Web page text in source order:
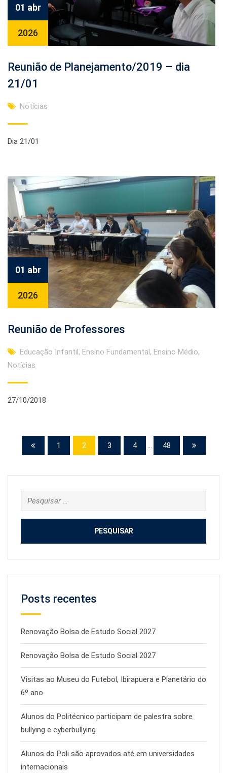
01 abr
2026
Reunião de Planejamento/2019 – dia
21/01
Notícias
Dia 21/01
01 abr
2026
Reunião de Professores
Educação Infantil, Ensino Fundamental, Ensino Médio,
Notícias
27/10/2018
1 2 3 4 ... 48
Pesquisar
por:
Posts recentes
Renovação Bolsa de Estudo Social 2027
Renovação Bolsa de Estudo Social 2027
Visitas ao Museu do Futebol, Ibirapuera e Planetário do
6º ano
Alunos do Politécnico participam de palestra sobre
bullying e cyberbullying
Alunos do Poli são aprovados até em universidades
internacionais